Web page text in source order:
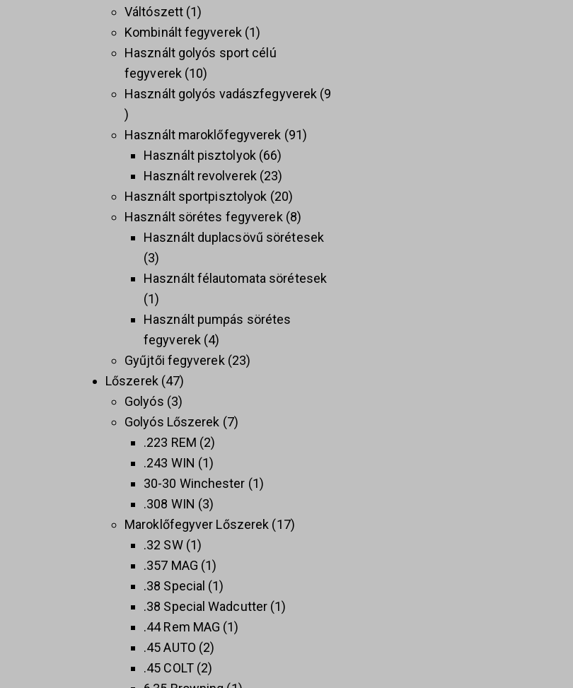
Váltószett 1
Kombinált fegyverek 1
Használt golyós sport célú
fegyverek 10
Használt golyós vadászfegyverek 9
Használt maroklőfegyverek 91
Használt pisztolyok 66
Használt revolverek 23
Használt sportpisztolyok 20
Használt sörétes fegyverek 8
Használt duplacsövű sörétesek
3
Használt félautomata sörétesek
1
Használt pumpás sörétes
fegyverek 4
Gyűjtői fegyverek 23
Lőszerek 47
Golyós 3
Golyós Lőszerek 7
.223 REM 2
.243 WIN
1
30-30 Winchester 1
.308 WIN
3
Maroklőfegyver Lőszerek 17
.32 SW 1
.357 MAG 1
.38 Special
1
.38 Special Wadcutter 1
.44 Rem MAG 1
.45 AUTO 2
.45 COLT 2